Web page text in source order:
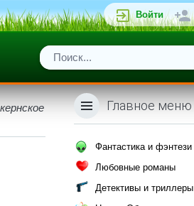
Войти
Главное меню
Фантастика и фэнтези
Любовные романы
Детективы и триллеры